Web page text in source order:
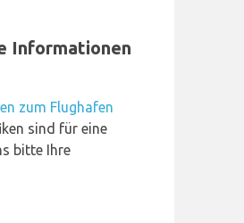
Informationen
zum Flughafen
sind für eine
bitte Ihre